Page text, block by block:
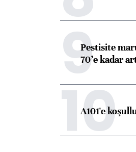
9Pestisite
70’e kadar
10
A101'e